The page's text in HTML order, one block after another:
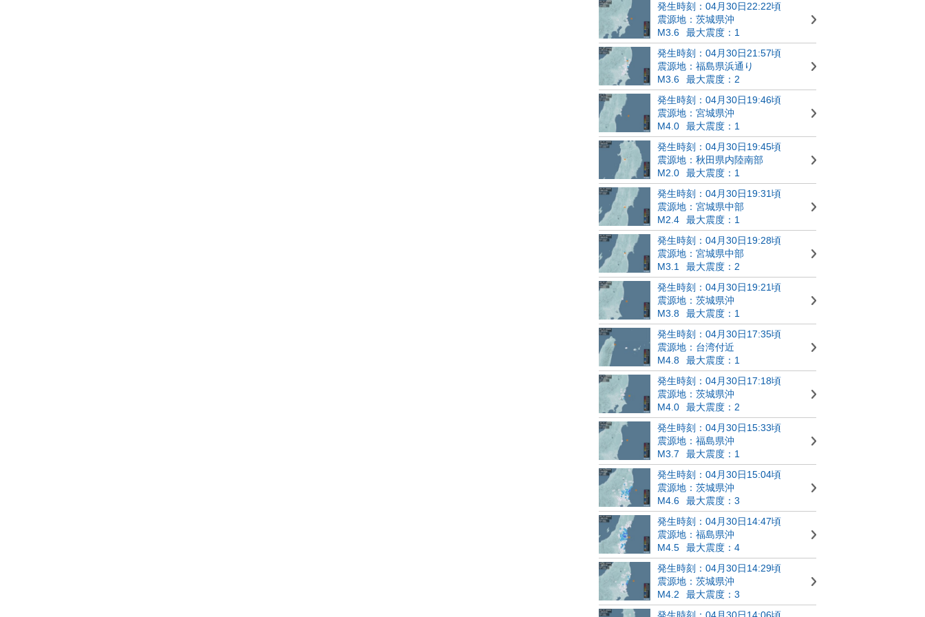
発生時刻：04月30日22:22頃
震源地：茨城県沖
M3.6
最大震度：1
発生時刻：04月30日21:57頃
震源地：福島県浜通り
M3.6
最大震度：2
発生時刻：04月30日19:46頃
震源地：宮城県沖
M4.0
最大震度：1
発生時刻：04月30日19:45頃
震源地：秋田県内陸南部
M2.0
最大震度：1
発生時刻：04月30日19:31頃
震源地：宮城県中部
M2.4
最大震度：1
発生時刻：04月30日19:28頃
震源地：宮城県中部
M3.1
最大震度：2
発生時刻：04月30日19:21頃
震源地：茨城県沖
M3.8
最大震度：1
発生時刻：04月30日17:35頃
震源地：台湾付近
M4.8
最大震度：1
発生時刻：04月30日17:18頃
震源地：茨城県沖
M4.0
最大震度：2
発生時刻：04月30日15:33頃
震源地：福島県沖
M3.7
最大震度：1
発生時刻：04月30日15:04頃
震源地：茨城県沖
M4.6
最大震度：3
発生時刻：04月30日14:47頃
震源地：福島県沖
M4.5
最大震度：4
発生時刻：04月30日14:29頃
震源地：茨城県沖
M4.2
最大震度：3
発生時刻：04月30日14:06頃